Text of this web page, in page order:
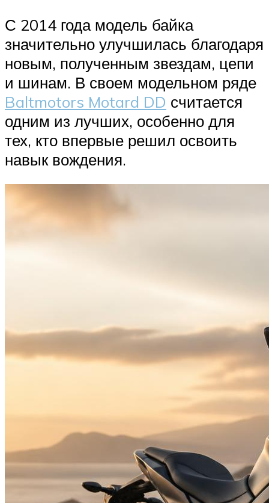
С 2014 года модель байка
значительно улучшилась благодаря
новым, полученным звездам, цепи
и шинам. В своем модельном ряде
Baltmotors Motard DD считается
одним из лучших, особенно для
тех, кто впервые решил освоить
навык вождения.